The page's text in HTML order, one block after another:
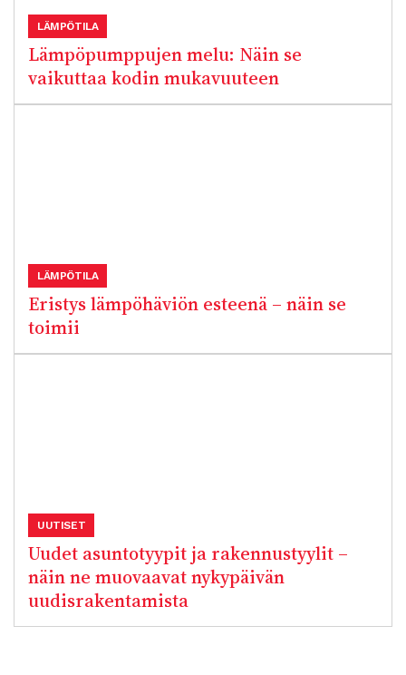
Lämpöpumppujen melu: Näin se
vaikuttaa kodin mukavuuteen
LÄMPÖTILA
Eristys lämpöhäviön esteenä – näin se
toimii
LÄMPÖTILA
Uudet asuntotyypit ja rakennustyylit –
näin ne muovaavat nykypäivän
uudisrakentamista
UUTISET